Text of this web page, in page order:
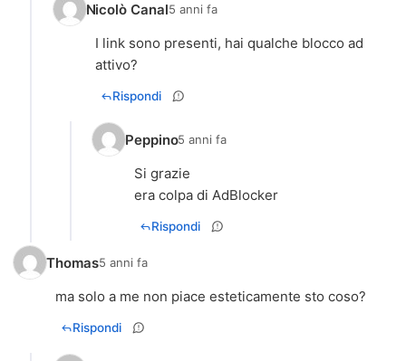
Nicolò Canal5 anni fa
I link sono presenti, hai qualche blocco ad
attivo?
Rispondi
Peppino5 anni fa
Si grazie
era colpa di AdBlocker
Rispondi
Thomas5 anni fa
ma solo a me non piace esteticamente sto coso?
Rispondi